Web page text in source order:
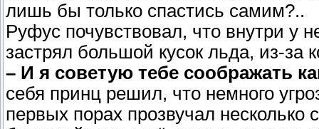
лишь бы только спастись самим?..
Руфус почувствовал, что внутри у
застрял большой кусок льда, из-за
– И я советую тебе соображать
себя принц решил, что немного
первых порах прозвучал несколько